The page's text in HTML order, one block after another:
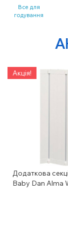
Все для
годування
Акція!
Додаткова
Baby Dan Alma